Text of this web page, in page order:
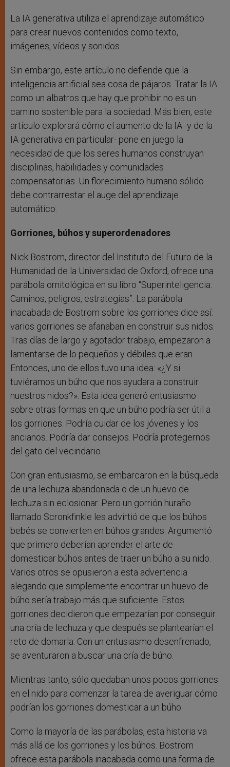
La IA generativa utiliza el aprendizaje automático
para crear nuevos contenidos como texto,
imágenes, vídeos y sonidos.
Sin embargo, este artículo no defiende que la
inteligencia artificial sea cosa de pájaros. Tratar la IA
como un albatros que hay que prohibir no es un
camino sostenible para la sociedad. Más bien, este
artículo explorará cómo el aumento de la IA -y de la
IA generativa en particular- pone en juego la
necesidad de que los seres humanos construyan
disciplinas, habilidades y comunidades
compensatorias. Un florecimiento humano sólido
debe contrarrestar el auge del aprendizaje
automático.
Gorriones, búhos y superordenadores
Nick Bostrom, director del Instituto del Futuro de la
Humanidad de la Universidad de Oxford, ofrece una
parábola ornitológica en su libro “Superinteligencia:
Caminos, peligros, estrategias”. La parábola
inacabada de Bostrom sobre los gorriones dice así:
varios gorriones se afanaban en construir sus nidos.
Tras días de largo y agotador trabajo, empezaron a
lamentarse de lo pequeños y débiles que eran.
Entonces, uno de ellos tuvo una idea: «¿Y si
tuviéramos un búho que nos ayudara a construir
nuestros nidos?». Esta idea generó entusiasmo
sobre otras formas en que un búho podría ser útil a
los gorriones. Podría cuidar de los jóvenes y los
ancianos. Podría dar consejos. Podría protegernos
del gato del vecindario.
Con gran entusiasmo, se embarcaron en la búsqueda
de una lechuza abandonada o de un huevo de
lechuza sin eclosionar. Pero un gorrión huraño
llamado Scronkfinkle les advirtió de que los búhos
bebés se convierten en búhos grandes. Argumentó
que primero deberían aprender el arte de
domesticar búhos antes de traer un búho a su nido.
Varios otros se opusieron a esta advertencia
alegando que simplemente encontrar un huevo de
búho sería trabajo más que suficiente. Estos
gorriones decidieron que empezarían por conseguir
una cría de lechuza y que después se plantearían el
reto de domarla. Con un entusiasmo desenfrenado,
se aventuraron a buscar una cría de búho.
Mientras tanto, sólo quedaban unos pocos gorriones
en el nido para comenzar la tarea de averiguar cómo
podrían los gorriones domesticar a un búho.
Como la mayoría de las parábolas, esta historia va
más allá de los gorriones y los búhos. Bostrom
ofrece esta parábola inacabada como una forma de